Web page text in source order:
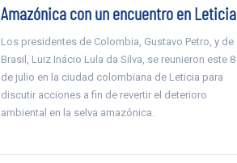
Amazónica con un encuentro en Leticia
Los presidentes de Colombia, Gustavo Petro, y de
Brasil, Luiz Inácio Lula da Silva, se reunieron este 8
de julio en la ciudad colombiana de Leticia para
discutir acciones a fin de revertir el deterioro
ambiental en la selva amazónica.